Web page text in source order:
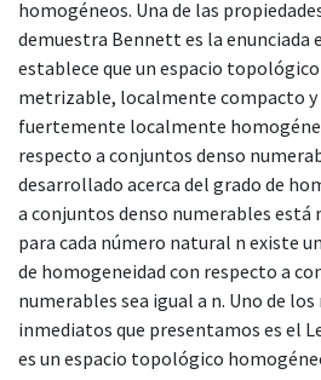
homogéneos. Una de las
demuestra Bennett es la enunciada
establece que un espacio
metrizable, localmente compacto y
fuertemente localmente
respecto a conjuntos denso
desarrollado acerca del grado de
a conjuntos denso numerables está
para cada número natural n existe
de homogeneidad con respecto a
numerables sea igual a n. Uno de
inmediatos que presentamos es el
es un espacio topológico